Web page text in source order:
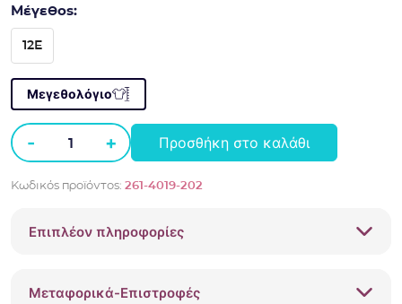
Μέγεθος:
12E
Μεγεθολόγιο
-
Σετ
σορτς
261-
+ Προσθήκη στο καλάθι
Κωδικός προϊόντος: 261-4019-202
Επιπλέον πληροφορίες
Μεταφορικά-Επιστροφές